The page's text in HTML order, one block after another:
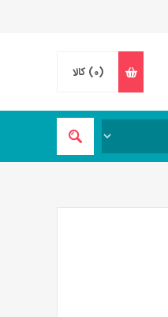
(0) کالا